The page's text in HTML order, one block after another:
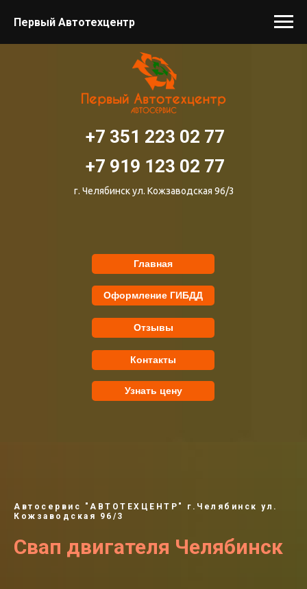
Первый Автотехцентр
Оформление ГИБДД
Отзывы
Контакты
+7 351 223 02 77
+7 919 123 02 77
г. Челябинск ул. Кожзаводская 96/3
Главная
Узнать цену
Автосервис "АВТОТЕХЦЕНТР" г.Челябинск ул.
Кожзаводская 96/3
Свап двигателя Челябинск